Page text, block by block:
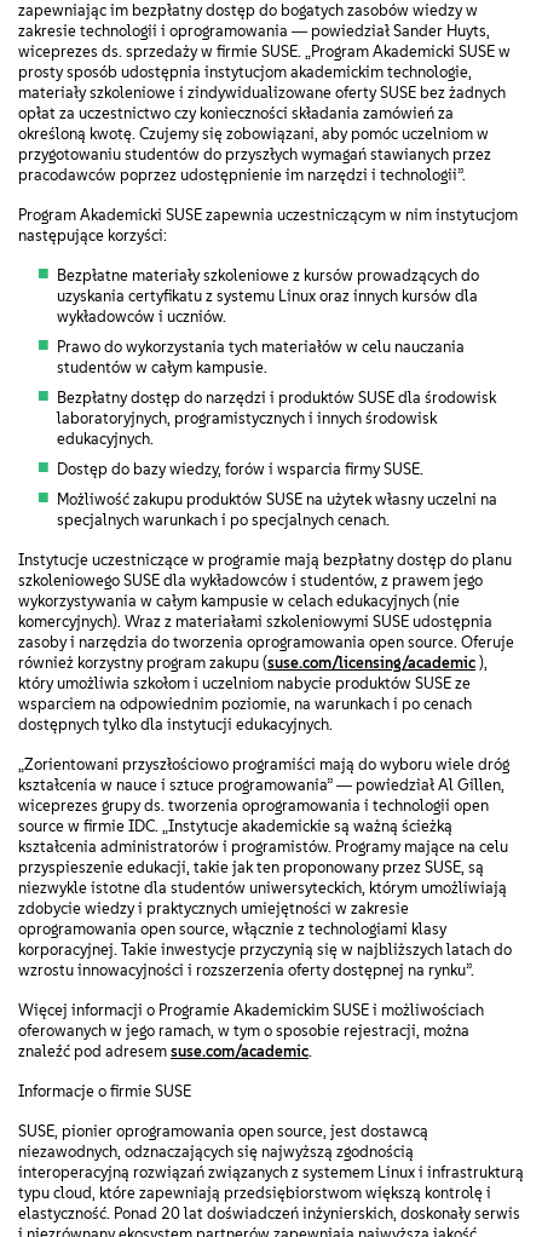
zapewniając im bezpłatny dostęp do bogatych zasobów wiedzy w
zakresie technologii i oprogramowania ― powiedział Sander Huyts,
wiceprezes ds. sprzedaży w firmie SUSE. „Program Akademicki SUSE w
prosty sposób udostępnia instytucjom akademickim technologie,
materiały szkoleniowe i zindywidualizowane oferty SUSE bez żadnych
opłat za uczestnictwo czy konieczności składania zamówień za
określoną kwotę. Czujemy się zobowiązani, aby pomóc uczelniom w
przygotowaniu studentów do przyszłych wymagań stawianych przez
pracodawców poprzez udostępnienie im narzędzi i technologii”.
Program Akademicki SUSE zapewnia uczestniczącym w nim instytucjom
następujące korzyści:
Bezpłatne materiały szkoleniowe z kursów prowadzących do
uzyskania certyfikatu z systemu Linux oraz innych kursów dla
wykładowców i uczniów.
Prawo do wykorzystania tych materiałów w celu nauczania
studentów w całym kampusie.
Bezpłatny dostęp do narzędzi i produktów SUSE dla środowisk
laboratoryjnych, programistycznych i innych środowisk
edukacyjnych.
Dostęp do bazy wiedzy, forów i wsparcia firmy SUSE.
Możliwość zakupu produktów SUSE na użytek własny uczelni na
specjalnych warunkach i po specjalnych cenach.
Instytucje uczestniczące w programie mają bezpłatny dostęp do planu
szkoleniowego SUSE dla wykładowców i studentów, z prawem jego
wykorzystywania w całym kampusie w celach edukacyjnych (nie
komercyjnych). Wraz z materiałami szkoleniowymi SUSE udostępnia
zasoby i narzędzia do tworzenia oprogramowania open source. Oferuje
również korzystny program zakupu (suse.com/licensing/academic ),
który umożliwia szkołom i uczelniom nabycie produktów SUSE ze
wsparciem na odpowiednim poziomie, na warunkach i po cenach
dostępnych tylko dla instytucji edukacyjnych.
„Zorientowani przyszłościowo programiści mają do wyboru wiele dróg
kształcenia w nauce i sztuce programowania” ― powiedział Al Gillen,
wiceprezes grupy ds. tworzenia oprogramowania i technologii open
source w firmie IDC. „Instytucje akademickie są ważną ścieżką
kształcenia administratorów i programistów. Programy mające na celu
przyspieszenie edukacji, takie jak ten proponowany przez SUSE, są
niezwykle istotne dla studentów uniwersyteckich, którym umożliwiają
zdobycie wiedzy i praktycznych umiejętności w zakresie
oprogramowania open source, włącznie z technologiami klasy
korporacyjnej. Takie inwestycje przyczynią się w najbliższych latach do
wzrostu innowacyjności i rozszerzenia oferty dostępnej na rynku”.
Więcej informacji o Programie Akademickim SUSE i możliwościach
oferowanych w jego ramach, w tym o sposobie rejestracji, można
znaleźć pod adresem suse.com/academic.
Informacje o firmie SUSE
SUSE, pionier oprogramowania open source, jest dostawcą
niezawodnych, odznaczających się najwyższą zgodnością
interoperacyjną rozwiązań związanych z systemem Linux i infrastrukturą
typu cloud, które zapewniają przedsiębiorstwom większą kontrolę i
elastyczność. Ponad 20 lat doświadczeń inżynierskich, doskonały serwis